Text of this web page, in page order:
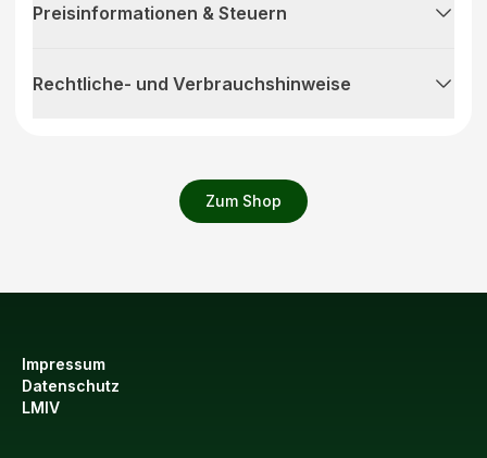
Zum Shop
Preisinformationen & Steuern
Rechtliche- und Verbrauchshinweise
Impressum
Datenschutz
LMIV